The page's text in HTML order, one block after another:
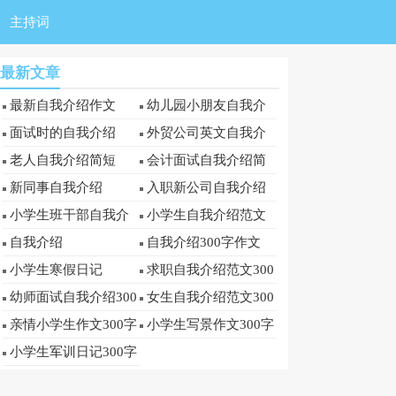
主持词
最新文章
最新自我介绍作文
幼儿园小朋友自我介
绍
面试时的自我介绍
外贸公司英文自我介
绍
老人自我介绍简短
会计面试自我介绍简
短
新同事自我介绍
入职新公司自我介绍
小学生班干部自我介
绍
小学生自我介绍范文
300字
自我介绍
自我介绍300字作文
小学生寒假日记
求职自我介绍范文300
字
幼师面试自我介绍300
字
女生自我介绍范文300
字
亲情小学生作文300字
小学生写景作文300字
小学生军训日记300字